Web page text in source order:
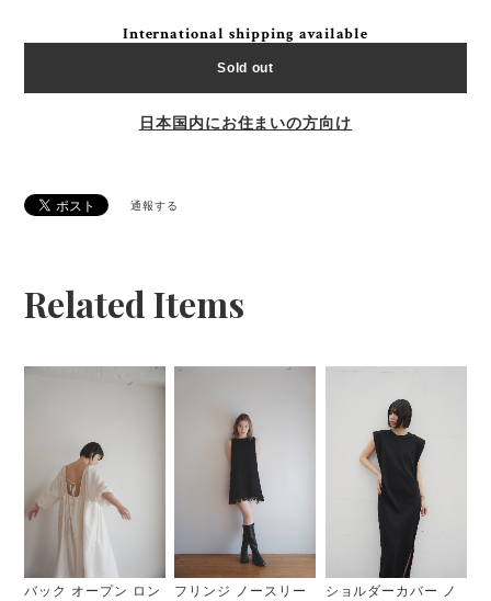
International shipping available
Sold out
日本国内にお住まいの方向け
通報する
Related Items
バック オープン ロン
フリンジ ノースリー
ショルダーカバー ノ